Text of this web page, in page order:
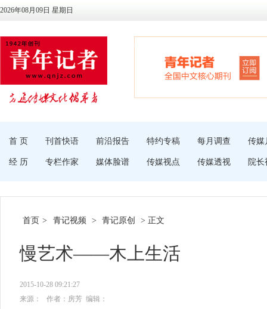
2026年08月09日 星期日
首 页 刊首快语 前沿报告 特约专稿 每月调查 传媒
经 历 专栏作家 媒体脸谱 传媒视点 传媒透视 院长
首页 > 青记视频 > 青记原创 > 正文
慢艺术——木上生活
2015-10-28 09:21:27
来源：
作者：房芳 编辑：